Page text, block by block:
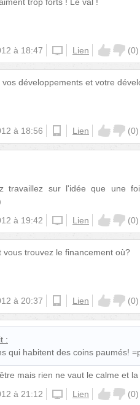
à 18:47 iphoneLien (0)
développements et votre
à 18:56 androidLien (0)
travaillez sur l'idée que une
à 19:42 iphoneLien (0)
vous trouvez le financement où?
à 20:37 androidLien (0)
:
qui habitent des coins paumés!
mais rien ne vaut le calme et
à 21:12 iphoneLien (0)